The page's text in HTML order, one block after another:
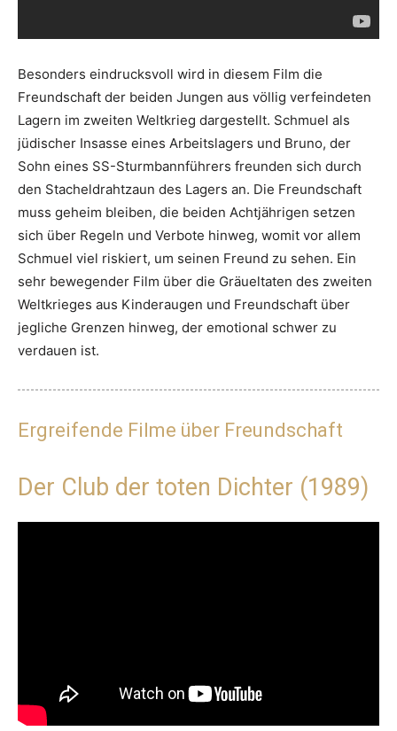
Besonders eindrucksvoll wird in diesem Film die
Freundschaft der beiden Jungen aus völlig verfeindeten
Lagern im zweiten Weltkrieg dargestellt. Schmuel als
jüdischer Insasse eines Arbeitslagers und Bruno, der
Sohn eines SS-Sturmbannführers freunden sich durch
den Stacheldrahtzaun des Lagers an. Die Freundschaft
muss geheim bleiben, die beiden Achtjährigen setzen
sich über Regeln und Verbote hinweg, womit vor allem
Schmuel viel riskiert, um seinen Freund zu sehen. Ein
sehr bewegender Film über die Gräueltaten des zweiten
Weltkrieges aus Kinderaugen und Freundschaft über
jegliche Grenzen hinweg, der emotional schwer zu
verdauen ist.
Ergreifende Filme über Freundschaft
Der Club der toten Dichter (1989)